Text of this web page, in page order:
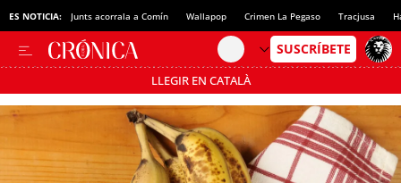
ES NOTICIA: Junts acorrala a Comín Wallapop Crimen La Pegaso Tracjusa
LLEGIR EN CATALÀ
Pásate al MODO AHORRO